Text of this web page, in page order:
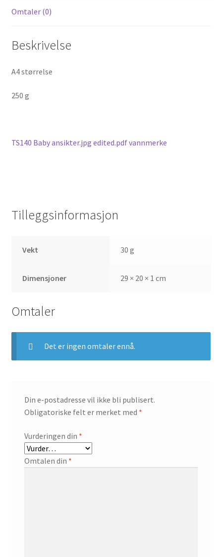
Omtaler (0)
Beskrivelse
A4 størrelse
250 g
TS140 Baby ansikter.jpg edited.pdf vannmerke
Tilleggsinformasjon
Vekt 30 g
Dimensjoner 29 × 20 × 1 cm
Omtaler
Det er ingen omtaler ennå.
Din e-postadresse vil ikke bli publisert.
Obligatoriske felt er merket med *
Vurderingen din *
Omtalen din *